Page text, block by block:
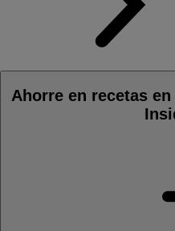
Ahorre en recetas